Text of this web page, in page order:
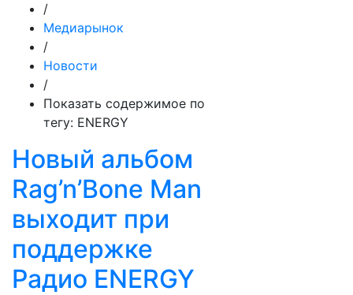
/
Медиарынок
/
Новости
/
Показать содержимое по
тегу: ENERGY
Новый альбом
Rag’n’Bone Man
выходит при
поддержке
Радио ENERGY